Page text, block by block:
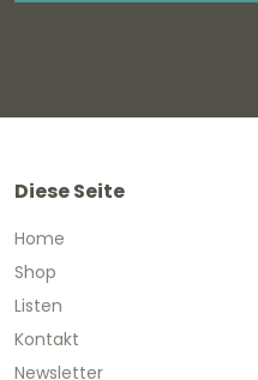
Diese Seite
Home
Shop
Listen
Kontakt
Newsletter